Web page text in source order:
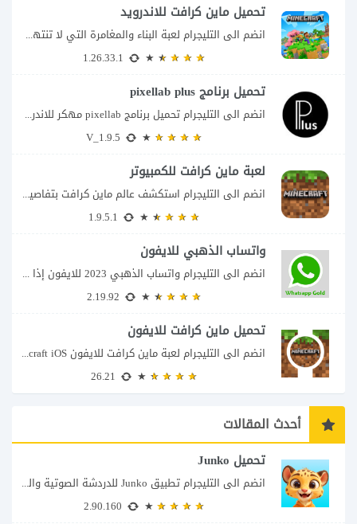
تحميل ماين كرافت للاندرويد
انضم الى التليجرام لعبة البناء والمغامرة التي لا تنتهي Minecraft إذا كنت تبحث عن...
تحميل برنامج pixellab plus
انضم الى التليجرام تحميل برنامج pixellab مهكر للاندرويد يعتبر تطبيق بيكسلاب من اشهر تطبيقات...
لعبة ماين كرافت للكمبيوتر
انضم الى التليجرام استكشف عالم ماين كرافت بتفاصيل مذهلة 🌟 هل أنت مستعد لمغامرة...
واتساب الذهبي للايفون
انضم الى التليجرام واتساب الذهبي 2023 للايفون إذا كنت تبحث عن واتساب الذهبي للايفون...
تحميل ماين كرافت للايفون
انضم الى التليجرام لعبة ماين كرافت للايفون Minecraft iOS تُعد لعبة Minecraft واحدة من...
أحدث المقالات
تحميل Junko
انضم الى التليجرام تطبيق Junko للدردشة الصوتية والتواصل بطريقة أكثر تفاعلاً يأتي تطبيق Junko...